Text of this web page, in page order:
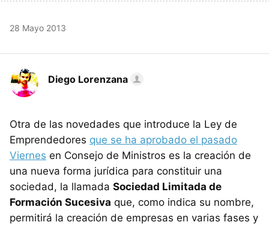
28 Mayo 2013
Diego Lorenzana
Otra de las novedades que introduce la Ley de
Emprendedores que se ha aprobado el pasado
Viernes en Consejo de Ministros es la creación de
una nueva forma jurídica para constituir una
sociedad, la llamada Sociedad Limitada de
Formación Sucesiva que, como indica su nombre,
permitirá la creación de empresas en varias fases y